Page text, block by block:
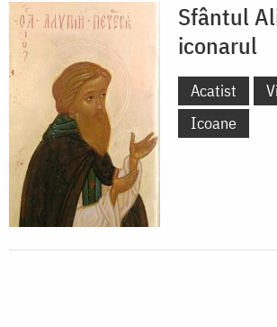
Sfântul
iconarul
Acatist
Icoane